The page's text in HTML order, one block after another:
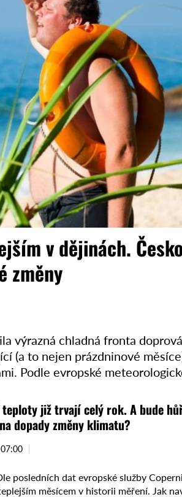
v dějinách.
změny
výrazná chladná fronta
(a to nejen prázdninové
Podle evropské
již trvají celý rok. A bude
dopady změny klimatu?
posledních dat evropské služby
měsícem v historii měření. Jak